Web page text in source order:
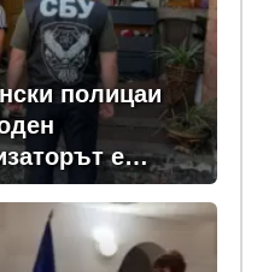
полицаи
е